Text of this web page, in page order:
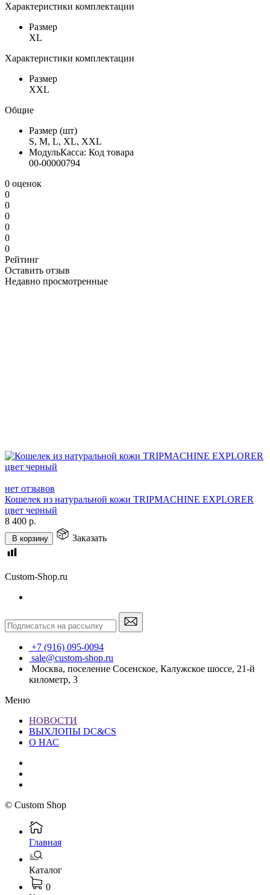
Характеристики комплектации
Размер
XL
Характеристики комплектации
Размер
XXL
Общие
Размер (шт)
S, M, L, XL, XXL
МодульКасса: Код товара
00-00000794
0 оценок
0
0
0
0
0
0
Рейтинг
Оставить отзыв
Недавно просмотренные
нет отзывов
Кошелек из натуральной кожи TRIPMACHINE EXPLORER
цвет черный
8 400 р.
В корзину Заказать
Custom-Shop.ru
+7 (916) 095-0094
sale@custom-shop.ru
Москва, поселение Сосенское, Калужское шоссе, 21-й
километр, 3
Меню
НОВОСТИ
ВЫХЛОПЫ DC&CS
О НАС
© Custom Shop
Главная
Каталог
0